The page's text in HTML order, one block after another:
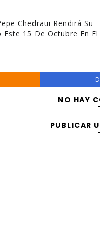
Chedraui Rendirá Su
15 De Octubre En El
NO HAY
PUBLICAR